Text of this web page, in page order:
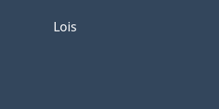
Lois